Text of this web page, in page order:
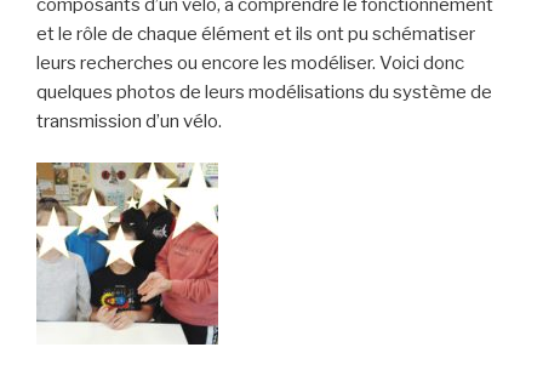
composants d’un vélo, à comprendre le fonctionnement
et le rôle de chaque élément et ils ont pu schématiser
leurs recherches ou encore les modéliser. Voici donc
quelques photos de leurs modélisations du système de
transmission d’un vélo.